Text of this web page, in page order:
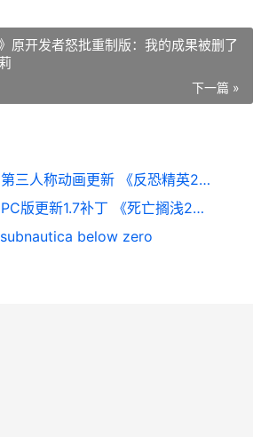
原开发者怒批重制版：我的成果被删了
下一篇 »
《反恐精英2》第三人称动画更新 《反恐精英2》直接安装游戏
《死亡搁浅2》PC版更新1.7补丁 《死亡搁浅2》PC修改器
subnautica below zero